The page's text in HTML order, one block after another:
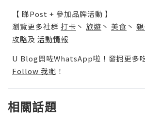
【 睇Post + 參加品牌活動 】
瀏覽更多社群 打卡 丶 旅遊 丶 美食 丶
攻略及 活動情報
U Blog開咗WhatsApp啦！發掘更多
Follow 我哋 ！
相關話題